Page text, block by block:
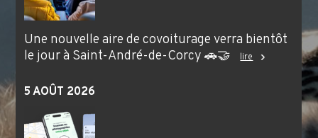
Une nouvelle aire de covoiturage verra bientôt
le jour à Saint-André-de-Corcy 🚗🤝
lire
5 AOÛT 2026